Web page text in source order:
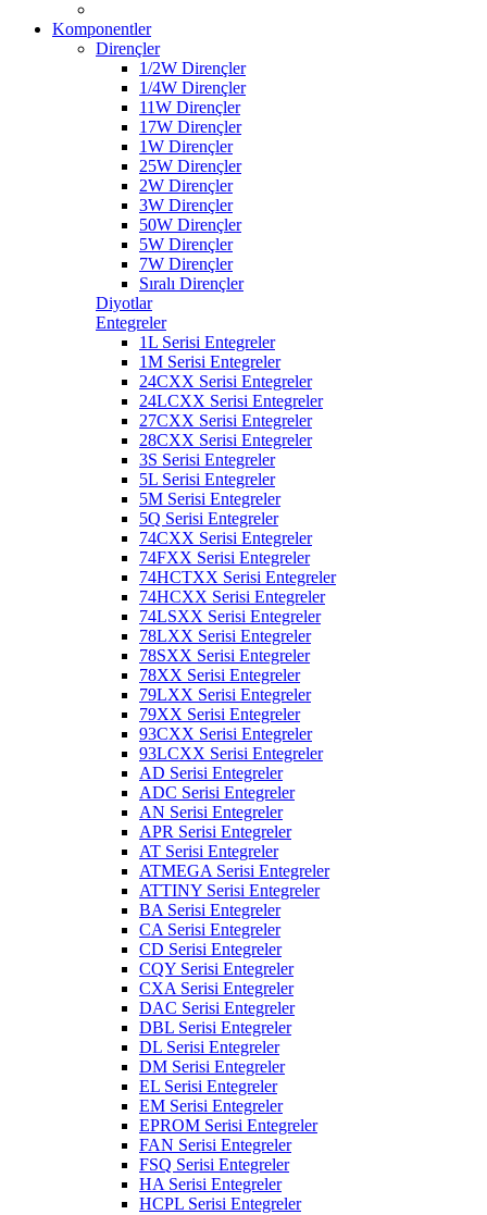
Komponentler
Dirençler
1/2W Dirençler
1/4W Dirençler
11W Dirençler
17W Dirençler
1W Dirençler
25W Dirençler
2W Dirençler
3W Dirençler
50W Dirençler
5W Dirençler
7W Dirençler
Sıralı Dirençler
Diyotlar
Entegreler
1L Serisi Entegreler
1M Serisi Entegreler
24CXX Serisi Entegreler
24LCXX Serisi Entegreler
27CXX Serisi Entegreler
28CXX Serisi Entegreler
3S Serisi Entegreler
5L Serisi Entegreler
5M Serisi Entegreler
5Q Serisi Entegreler
74CXX Serisi Entegreler
74FXX Serisi Entegreler
74HCTXX Serisi Entegreler
74HCXX Serisi Entegreler
74LSXX Serisi Entegreler
78LXX Serisi Entegreler
78SXX Serisi Entegreler
78XX Serisi Entegreler
79LXX Serisi Entegreler
79XX Serisi Entegreler
93CXX Serisi Entegreler
93LCXX Serisi Entegreler
AD Serisi Entegreler
ADC Serisi Entegreler
AN Serisi Entegreler
APR Serisi Entegreler
AT Serisi Entegreler
ATMEGA Serisi Entegreler
ATTINY Serisi Entegreler
BA Serisi Entegreler
CA Serisi Entegreler
CD Serisi Entegreler
CQY Serisi Entegreler
CXA Serisi Entegreler
DAC Serisi Entegreler
DBL Serisi Entegreler
DL Serisi Entegreler
DM Serisi Entegreler
EL Serisi Entegreler
EM Serisi Entegreler
EPROM Serisi Entegreler
FAN Serisi Entegreler
FSQ Serisi Entegreler
HA Serisi Entegreler
HCPL Serisi Entegreler